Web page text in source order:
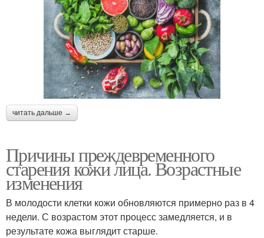
читать дальше →
Причины преждевременного
старения кожи лица. Возрастные
изменения
В молодости клетки кожи обновляются примерно раз в 4
недели. С возрастом этот процесс замедляется, и в
результате кожа выглядит старше.